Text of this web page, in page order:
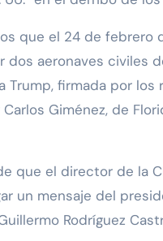
que el 24 de febrero
aeronaves civiles
Trump, firmada por
Giménez, de
que el director de la
un mensaje del
Rodríguez